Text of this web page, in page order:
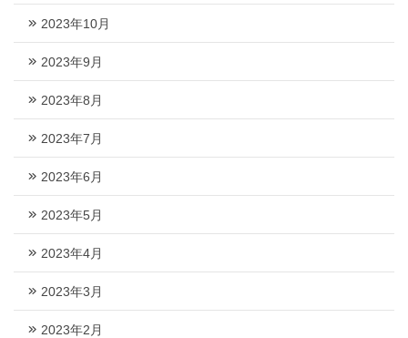
2023年10月
2023年9月
2023年8月
2023年7月
2023年6月
2023年5月
2023年4月
2023年3月
2023年2月